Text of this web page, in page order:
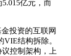
亿元，而
投资的互联网
结构拆除。
控制架构，上